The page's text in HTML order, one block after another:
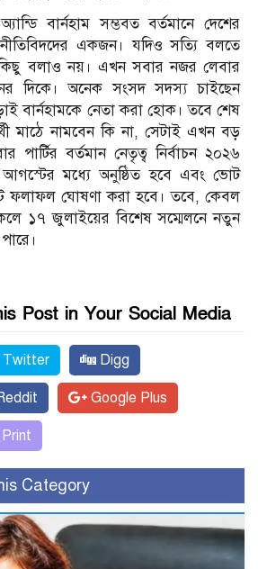
বার্নহাম সম্ভবত বর্তমানে দেশের
একজন। যদিও সত্যি বলতে
বলাও নয়। এখন সবার নজর লেবার
দিকে। অনেক সংসদ সদস্য চাইছেন
বার্নহামকে নেতা করা হোক। তবে শেষ
মাঠে নামবেন কি না, সেটাই এখন বড়
পার্টির বর্তমান নেতৃত্ব নির্বাচন ২০২৬
মধ্যে অনুষ্ঠিত হবে এবং ভোট
ফলাফল ঘোষণা করা হবে। তবে, কেবল
১৭ জুলাইয়ের বিশেষ সম্মেলনে নতুন
Post in Your Social Media
Twitter Digg
Google Plus
Print
Category